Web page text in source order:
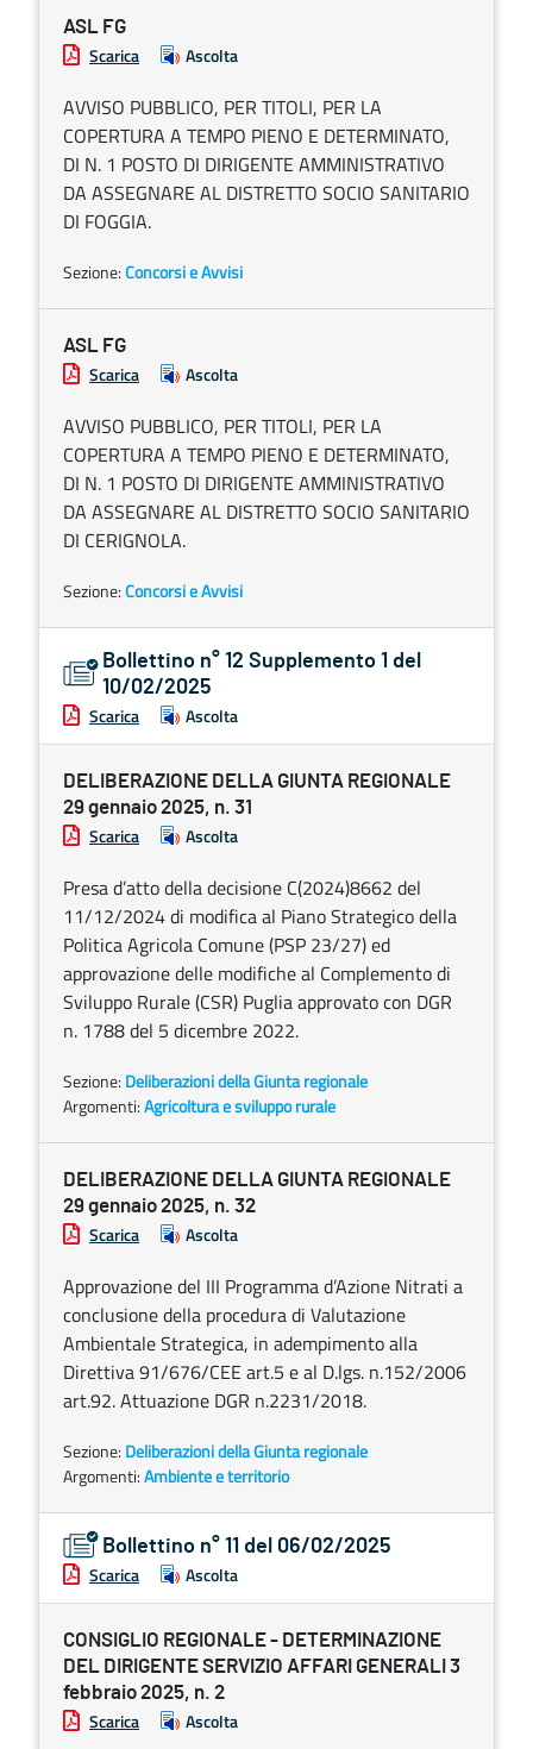
ASL FG
Scarica Ascolta
AVVISO PUBBLICO, PER TITOLI, PER LA
COPERTURA A TEMPO PIENO E DETERMINATO,
DI N. 1 POSTO DI DIRIGENTE AMMINISTRATIVO
DA ASSEGNARE AL DISTRETTO SOCIO SANITARIO
DI FOGGIA.
Sezione:Concorsi e Avvisi
ASL FG
Scarica Ascolta
AVVISO PUBBLICO, PER TITOLI, PER LA
COPERTURA A TEMPO PIENO E DETERMINATO,
DI N. 1 POSTO DI DIRIGENTE AMMINISTRATIVO
DA ASSEGNARE AL DISTRETTO SOCIO SANITARIO
DI CERIGNOLA.
Sezione:Concorsi e Avvisi
Bollettino n° 12 Supplemento 1 del
10/02/2025
Scarica Ascolta
DELIBERAZIONE DELLA GIUNTA REGIONALE
29 gennaio 2025, n. 31
Scarica Ascolta
Presa d’atto della decisione C(2024)8662 del
11/12/2024 di modifica al Piano Strategico della
Politica Agricola Comune (PSP 23/27) ed
approvazione delle modifiche al Complemento di
Sviluppo Rurale (CSR) Puglia approvato con DGR
n. 1788 del 5 dicembre 2022.
Sezione: Deliberazioni della Giunta regionale
Argomenti:Agricoltura e sviluppo rurale
DELIBERAZIONE DELLA GIUNTA REGIONALE
29 gennaio 2025, n. 32
Scarica Ascolta
Approvazione del III Programma d’Azione Nitrati a
conclusione della procedura di Valutazione
Ambientale Strategica, in adempimento alla
Direttiva 91/676/CEE art.5 e al D.lgs. n.152/2006
art.92. Attuazione DGR n.2231/2018.
Sezione: Deliberazioni della Giunta regionale
Argomenti:Ambiente e territorio
Bollettino n° 11 del 06/02/2025
Scarica Ascolta
CONSIGLIO REGIONALE - DETERMINAZIONE
DEL DIRIGENTE SERVIZIO AFFARI GENERALI 3
febbraio 2025, n. 2
Scarica Ascolta